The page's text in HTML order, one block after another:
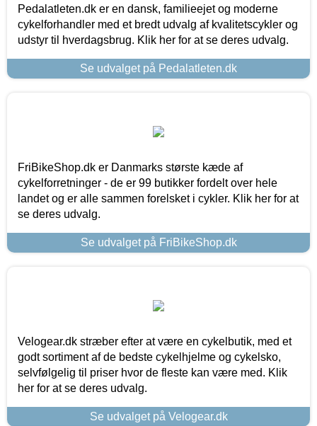
Pedalatleten.dk er en dansk, familieejet og moderne
cykelforhandler med et bredt udvalg af kvalitetscykler og
udstyr til hverdagsbrug. Klik her for at se deres udvalg.
Se udvalget på Pedalatleten.dk
FriBikeShop.dk er Danmarks største kæde af
cykelforretninger - de er 99 butikker fordelt over hele
landet og er alle sammen forelsket i cykler. Klik her for at
se deres udvalg.
Se udvalget på FriBikeShop.dk
Velogear.dk stræber efter at være en cykelbutik, med et
godt sortiment af de bedste cykelhjelme og cykelsko,
selvfølgelig til priser hvor de fleste kan være med. Klik
her for at se deres udvalg.
Se udvalget på Velogear.dk